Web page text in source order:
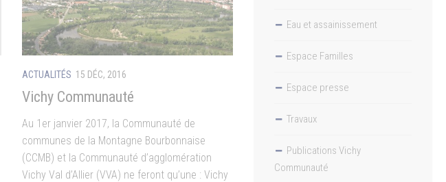
ACTUALITÉS 15 DÉC, 2016
Vichy Communauté
Au 1er janvier 2017, la Communauté de
communes de la Montagne Bourbonnaise
(CCMB) et la Communauté d’agglomération
Vichy Val d’Allier (VVA) ne feront qu’une : Vichy
Eau et assainissement
Espace Familles
Espace presse
Travaux
Publications Vichy
Communauté